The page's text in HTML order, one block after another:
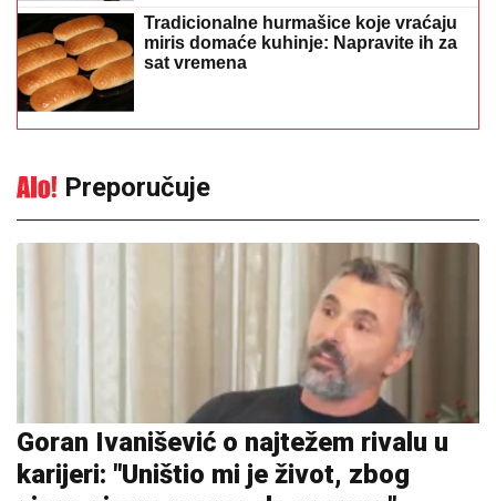
Goran Ivanišević o najtežem rivalu u
karijeri: "Uništio mi je život, zbog
njega nisam mogao da spavam"
19:01
Revolucija u hitnim službama:
Vještačka inteligencija obrađuje
hitne pozive na 911